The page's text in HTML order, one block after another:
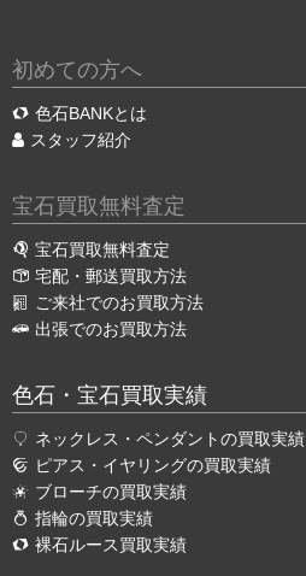
初めての方へ
色石BANKとは
スタッフ紹介
宝石買取無料査定
宝石買取無料査定
宅配・郵送買取方法
ご来社でのお買取方法
出張でのお買取方法
色石・宝石買取実績
ネックレス・ペンダントの買取実績
ピアス・イヤリングの買取実績
ブローチの買取実績
指輪の買取実績
裸石ルース買取実績